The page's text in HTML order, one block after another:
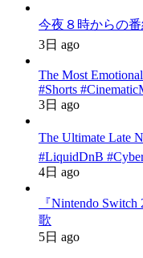
今夜８時からの番
3日 ago
The Most
#Shorts
3日 ago
The Ultimate Late
#LiquidDnB
4日 ago
『Nintendo
歌
5日 ago